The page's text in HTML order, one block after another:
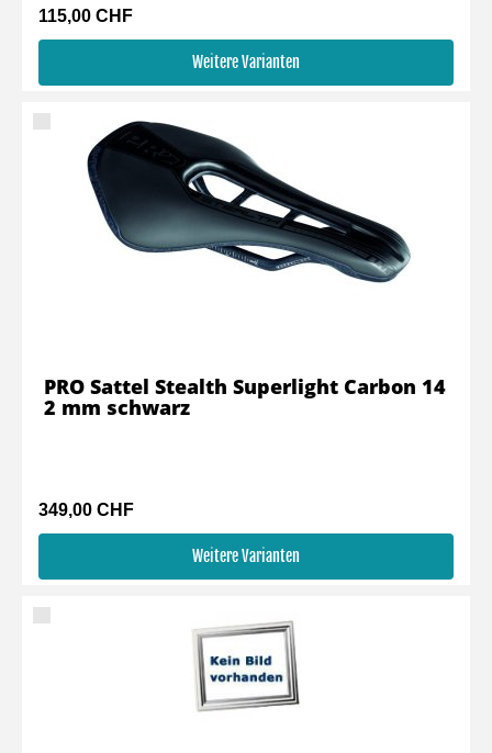
115,00 CHF
Weitere Varianten
349,00 CHF
Weitere Varianten
PRO Sattel Stealth Superlight Carbon 14
2 mm schwarz